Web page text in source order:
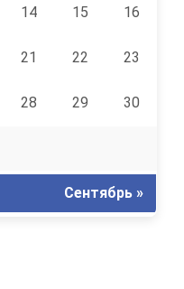
14 15 16
21 22 23
28 29 30
Сентябрь »